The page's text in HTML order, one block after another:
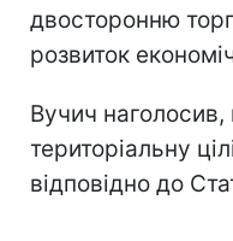
двосторонню
розвиток
Вучич
територіальну
відповідно до